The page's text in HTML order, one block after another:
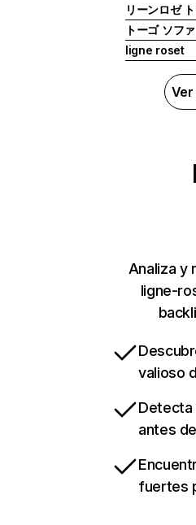
リーンロゼ
トーゴ ソファ
ligne roset
Analiza y
ligne-
valioso
Detecta
antes
fuertes